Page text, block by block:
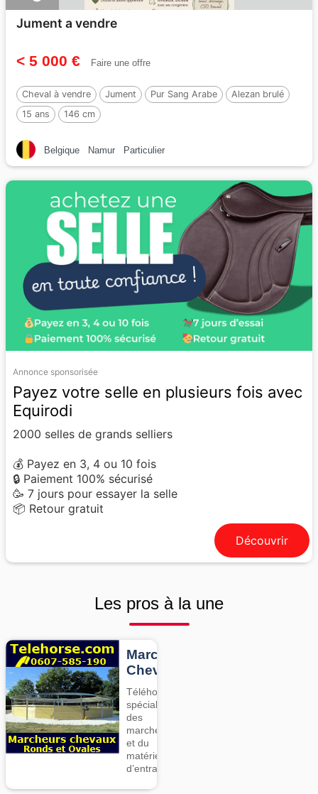
Jument a vendre
< 5 000 € Faire une offre
Cheval à vendre Jument Pur Sang Arabe
Alezan brulé
15 ans
146 cm
Belgique Namur Particulier
Annonce sponsorisée
Payez votre selle en plusieurs fois avec
Equirodi
2000 selles de grands selliers
💰 Payez en 3, 4 ou 10 fois
🔒 Paiement 100% sécurisé
🥳 7 jours pour essayer la selle
📦 Retour gratuit
Découvrir
Les pros à la une
Marcheurs
Chevaux
Téléhorse,
spécialiste
des
marcheurs
et du
matériel
d’entrainement